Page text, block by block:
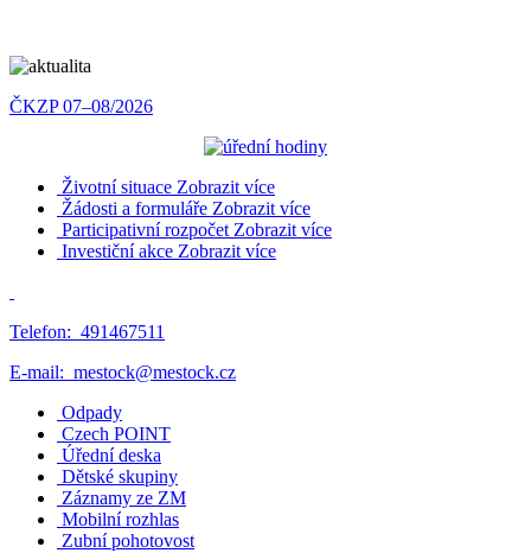
ČKZP 07–08/2026
Životní situace Zobrazit více
Žádosti a formuláře Zobrazit více
Participativní rozpočet Zobrazit více
Investiční akce Zobrazit více
Telefon: 491467511
E-mail: mestock@mestock.cz
Odpady
Czech POINT
Úřední deska
Dětské skupiny
Záznamy ze ZM
Mobilní rozhlas
Zubní pohotovost